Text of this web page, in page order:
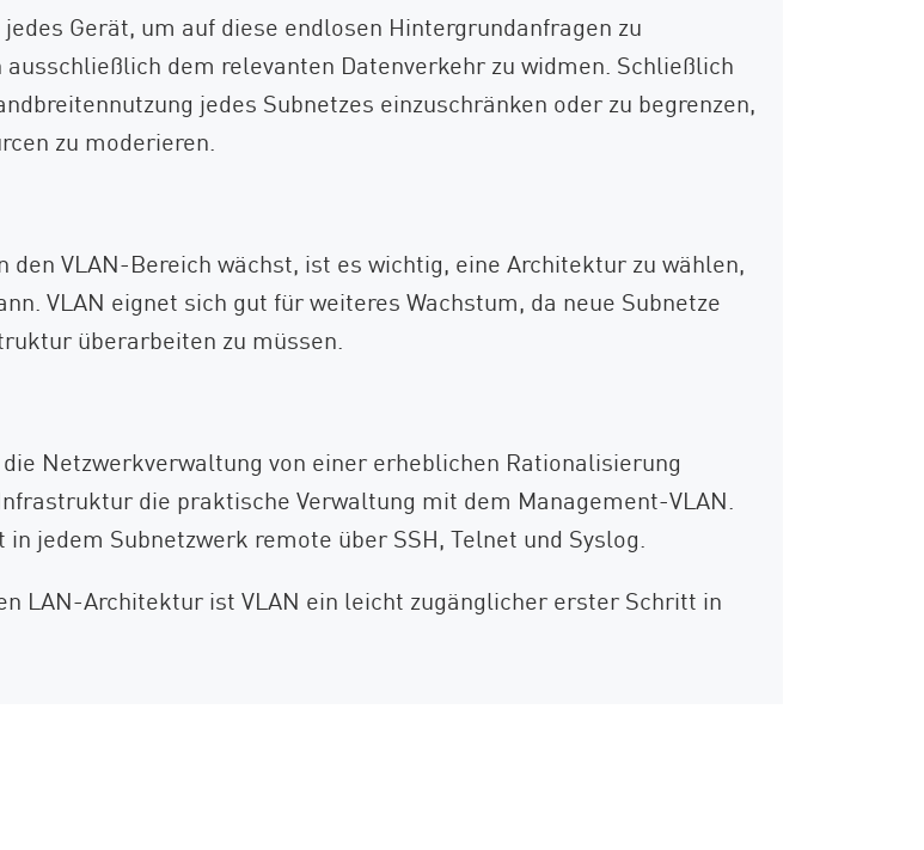
Gerät, um auf diese endlosen Hintergrundanfragen zu
dem relevanten Datenverkehr zu widmen. Schließlich
jedes Subnetzes einzuschränken oder zu begrenzen,
zu moderieren.
VLAN-Bereich wächst, ist es wichtig, eine Architektur zu wählen,
VLAN eignet sich gut für weiteres Wachstum, da neue Subnetze
überarbeiten zu müssen.
Netzwerkverwaltung von einer erheblichen Rationalisierung
die praktische Verwaltung mit dem Management-VLAN.
jedem Subnetzwerk remote über SSH, Telnet und Syslog.
LAN-Architektur ist VLAN ein leicht zugänglicher erster Schritt in